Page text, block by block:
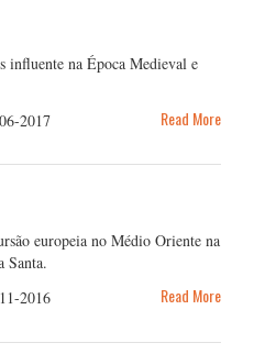
influente na Época Medieval e
2017 Read More
europeia no Médio Oriente na
Santa.
2016 Read More